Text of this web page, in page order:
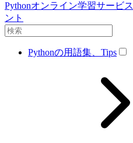
Pythonオンライン学習サービ
ント
Pythonの用語集、Tips